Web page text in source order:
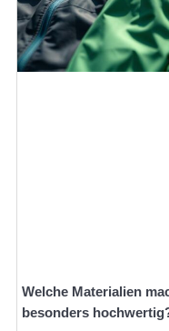
Welche Materialien
besonders